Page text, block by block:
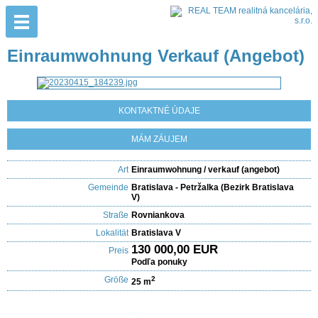
Einraumwohnung Verkauf (Angebot)
KONTAKTNÉ ÚDAJE
MÁM ZÁUJEM
Art Einraumwohnung / verkauf (angebot)
Gemeinde Bratislava - Petržalka (Bezirk Bratislava
V)
Straße Rovniankova
Lokalität Bratislava V
Preis 130 000,00 EUR
Podľa ponuky
Größe 25 m2